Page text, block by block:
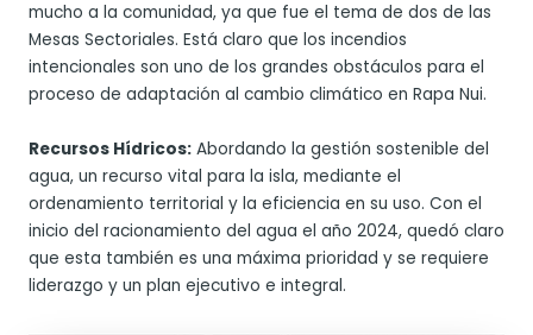
mucho a la comunidad, ya que fue el tema de dos de las
Mesas Sectoriales. Está claro que los incendios
intencionales son uno de los grandes obstáculos para el
proceso de adaptación al cambio climático en Rapa Nui.
Recursos Hídricos: Abordando la gestión sostenible del
agua, un recurso vital para la isla, mediante el
ordenamiento territorial y la eficiencia en su uso. Con el
inicio del racionamiento del agua el año 2024, quedó claro
que esta también es una máxima prioridad y se requiere
liderazgo y un plan ejecutivo e integral.